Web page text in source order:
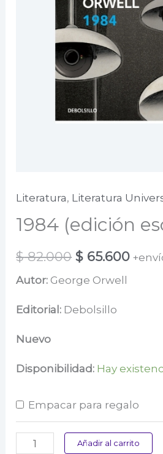
Literatura, Literatura
1984 (edición
$82.000 El
precio
original
$ 65.600El
Autor: George Orwell
Editorial: Debolsillo
Nuevo
Disponibilidad: Hay
Empacar para regalo
1984
Añadir al carrito